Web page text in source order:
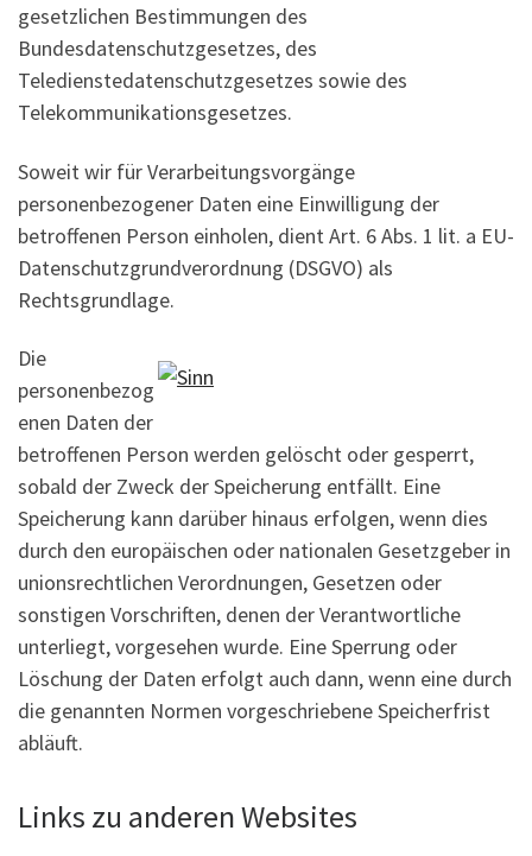
gesetzlichen Bestimmungen des
Bundesdatenschutzgesetzes, des
Teledienstedatenschutzgesetzes sowie des
Telekommunikationsgesetzes.
Soweit wir für Verarbeitungsvorgänge
personenbezogener Daten eine Einwilligung der
betroffenen Person einholen, dient Art. 6 Abs. 1 lit. a EU-
Datenschutzgrundverordnung (DSGVO) als
Rechtsgrundlage.
Die
personenbezog
enen Daten der
betroffenen Person werden gelöscht oder gesperrt,
sobald der Zweck der Speicherung entfällt. Eine
Speicherung kann darüber hinaus erfolgen, wenn dies
durch den europäischen oder nationalen Gesetzgeber in
unionsrechtlichen Verordnungen, Gesetzen oder
sonstigen Vorschriften, denen der Verantwortliche
unterliegt, vorgesehen wurde. Eine Sperrung oder
Löschung der Daten erfolgt auch dann, wenn eine durch
die genannten Normen vorgeschriebene Speicherfrist
abläuft.
Links zu anderen Websites